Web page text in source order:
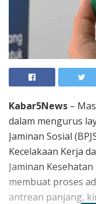
Kabar5News –
dalam mengurus
Jaminan Sosial
Kecelakaan Kerja
Jaminan
membuat proses
antrean panjang,